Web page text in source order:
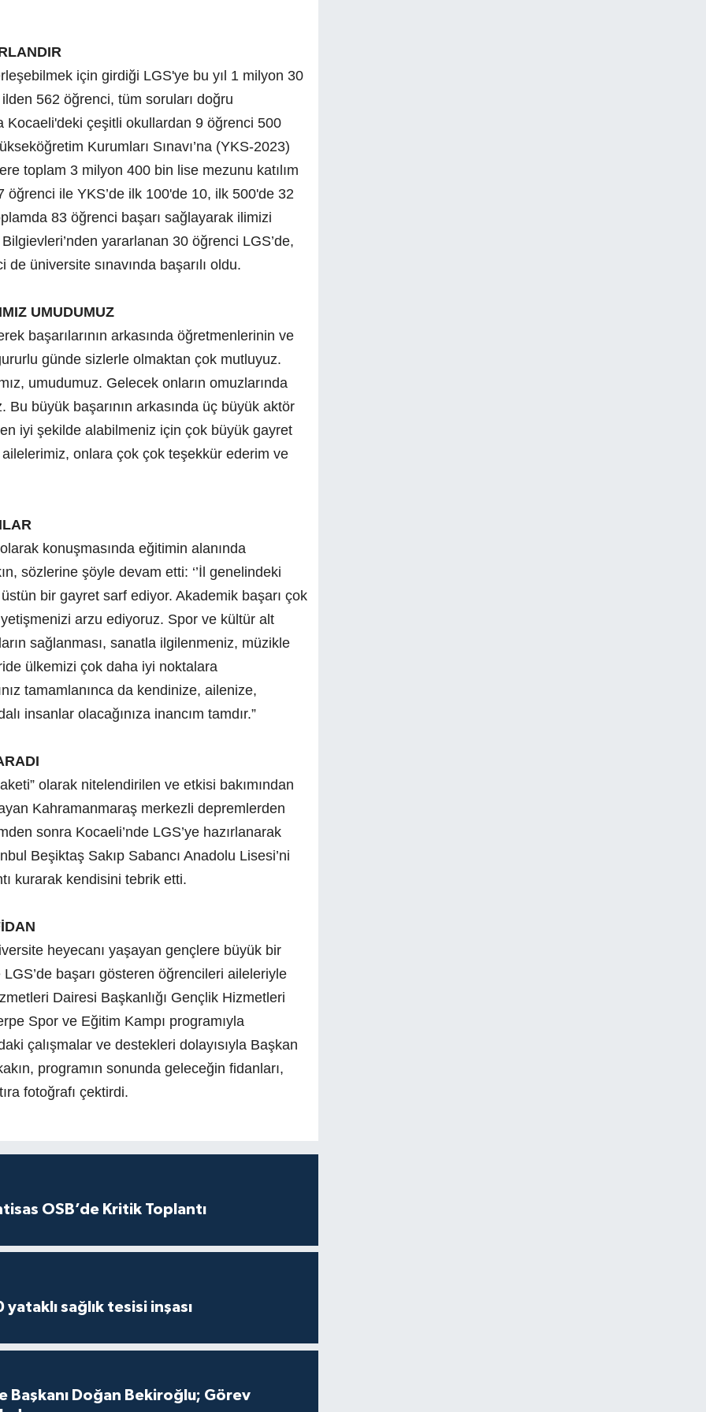
için girdiği LGS'ye bu yıl 1 milyon 30
562 öğrenci, tüm soruları doğru
Kocaeli'deki çeşitli okullardan 9 öğrenci 500
Kurumları Sınavı’na (YKS-2023)
toplam 3 milyon 400 bin lise mezunu katılım
öğrenci ile YKS’de ilk 100'de 10, ilk 500'de 32
83 öğrenci başarı sağlayarak ilimizi
yararlanan 30 öğrenci LGS’de,
üniversite sınavında başarılı oldu.
UMUDUMUZ
başarılarının arkasında öğretmenlerinin ve
günde sizlerle olmaktan çok mutluyuz.
umudumuz. Gelecek onların omuzlarında
büyük başarının arkasında üç büyük aktör
iyi şekilde alabilmeniz için çok büyük gayret
onlara çok çok teşekkür ederim ve
konuşmasında eğitimin alanında
sözlerine şöyle devam etti: ‘’İl genelindeki
üstün bir gayret sarf ediyor. Akademik başarı çok
arzu ediyoruz. Spor ve kültür alt
sağlanması, sanatla ilgilenmeniz, müzikle
ülkemizi çok daha iyi noktalara
tamamlanınca da kendinize, ailenize,
insanlar olacağınıza inancım tamdır.”
olarak nitelendirilen ve etkisi bakımından
Kahramanmaraş merkezli depremlerden
sonra Kocaeli’nde LGS’ye hazırlanarak
Beşiktaş Sakıp Sabancı Anadolu Lisesi’ni
kurarak kendisini tebrik etti.
heyecanı yaşayan gençlere büyük bir
başarı gösteren öğrencileri aileleriyle
Dairesi Başkanlığı Gençlik Hizmetleri
Spor ve Eğitim Kampı programıyla
çalışmalar ve destekleri dolayısıyla Başkan
programın sonunda geleceğin fidanları,
fotoğrafı çektirdi.
OSB’de Kritik Toplantı
sağlık tesisi inşası
Başkanı Doğan Bekiroğlu; Görev